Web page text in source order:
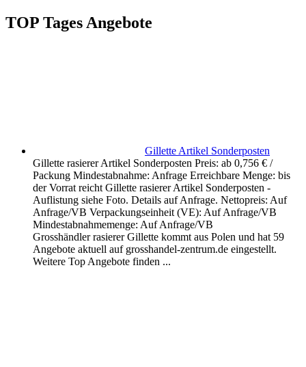
TOP Tages Angebote
Gillette Artikel Sonderposten
Gillette rasierer Artikel Sonderposten Preis: ab 0,756 € /
Packung Mindestabnahme: Anfrage Erreichbare Menge: bis
der Vorrat reicht Gillette rasierer Artikel Sonderposten -
Auflistung siehe Foto. Details auf Anfrage. Nettopreis: Auf
Anfrage/VB Verpackungseinheit (VE): Auf Anfrage/VB
Mindestabnahmemenge: Auf Anfrage/VB
Grosshändler rasierer Gillette kommt aus Polen und hat 59
Angebote aktuell auf grosshandel-zentrum.de eingestellt.
Weitere Top Angebote finden ...